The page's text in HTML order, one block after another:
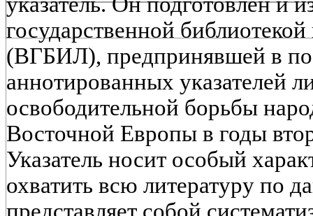
государственной
(ВГБИЛ), предпринявшей в
аннотированных указателей
освободительной борьбы
Восточной Европы в годы
Указатель носит особый
охватить всю литературу по